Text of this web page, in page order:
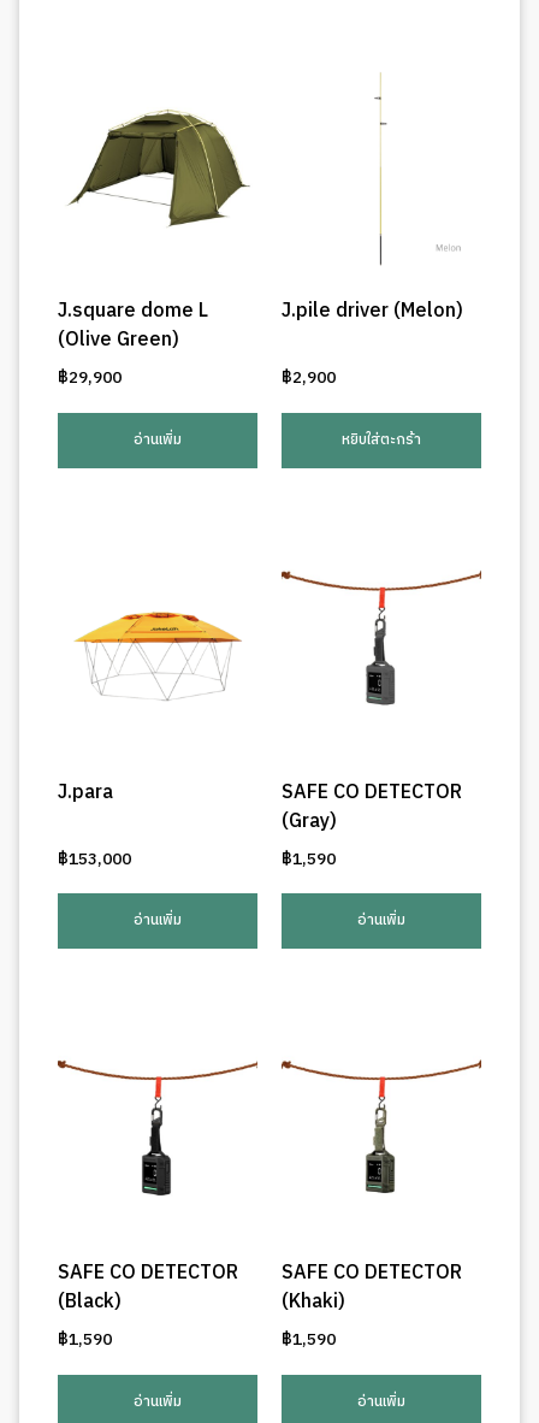
J.square dome L
(Olive Green)
฿29,900
อ่านเพิ่ม
J.pile driver (Melon)
฿2,900
หยิบใส่ตะกร้า
J.para
฿153,000
อ่านเพิ่ม
SAFE CO DETECTOR
(Gray)
฿1,590
อ่านเพิ่ม
SAFE CO DETECTOR
(Black)
฿1,590
อ่านเพิ่ม
SAFE CO DETECTOR
(Khaki)
฿1,590
อ่านเพิ่ม